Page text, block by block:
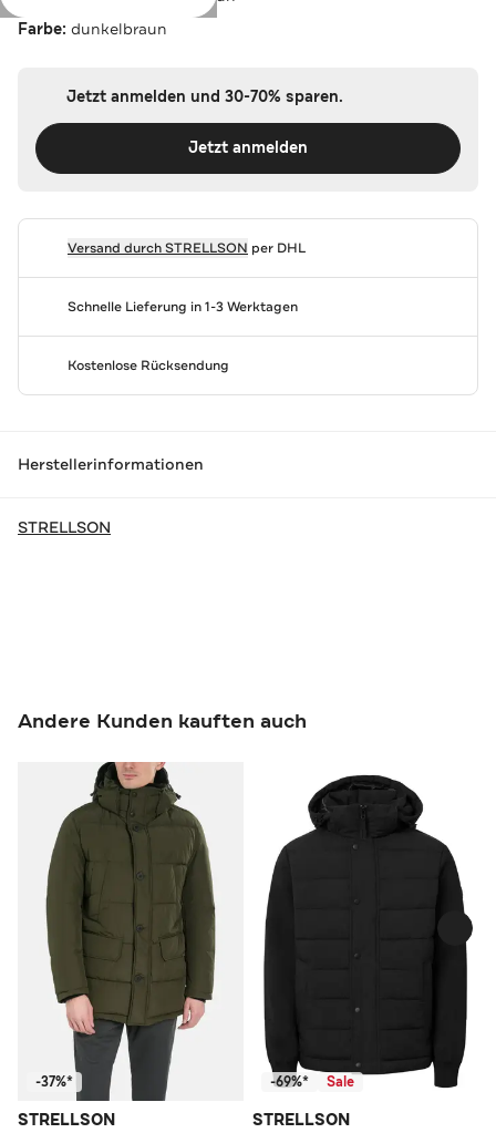
Farbe: dunkelbraun
Jetzt anmelden und 30-70% sparen.
Jetzt anmelden
Versand durchSTRELLSON per DHL
Schnelle Lieferung in 1-3 Werktagen
Kostenlose Rücksendung
Herstellerinformationen
STRELLSON
Andere Kunden kauften auch
-37%*
STRELLSON
-69%* Sale
STRELLSON